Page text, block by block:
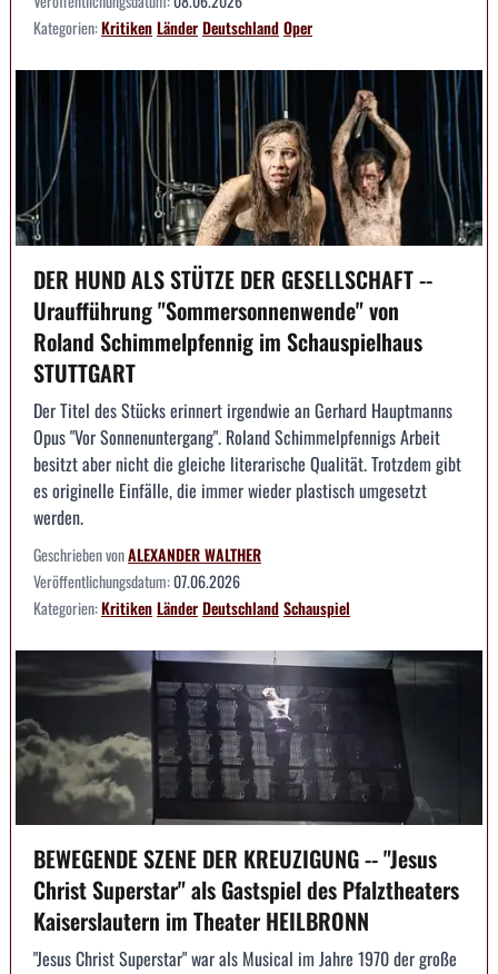
Kategorien:KritikenLänderDeutschlandOper
DER HUND ALS STÜTZE DER GESELLSCHAFT --
Uraufführung "Sommersonnenwende" von
Roland Schimmelpfennig im Schauspielhaus
STUTTGART
Der Titel des Stücks erinnert irgendwie an Gerhard Hauptmanns
Opus "Vor Sonnenuntergang". Roland Schimmelpfennigs Arbeit
besitzt aber nicht die gleiche literarische Qualität. Trotzdem gibt
es originelle Einfälle, die immer wieder plastisch umgesetzt
werden.
Geschrieben vonALEXANDER WALTHER
Veröffentlichungsdatum:07.06.2026
Kategorien:KritikenLänderDeutschlandSchauspiel
BEWEGENDE SZENE DER KREUZIGUNG -- "Jesus
Christ Superstar" als Gastspiel des Pfalztheaters
Kaiserslautern im Theater HEILBRONN
"Jesus Christ Superstar" war als Musical im Jahre 1970 der große